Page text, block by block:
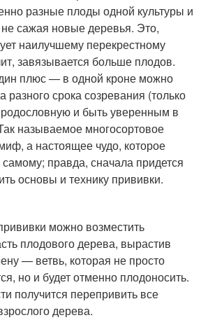
разные плоды одной культуры и
сажая новые деревья. Это,
наилучшему перекрестному
завязывается больше плодов.
плюс — в одной кроне можно
разного срока созревания (только
родословную и быть уверенным в
называемое многосортовое
а настоящее чудо, которое
правда, сначала придется
основы и технику прививки.
можно возместить
плодового дерева, вырастив
— ветвь, которая не просто
но и будет отменно плодоносить.
получится перепривить все
дерева.